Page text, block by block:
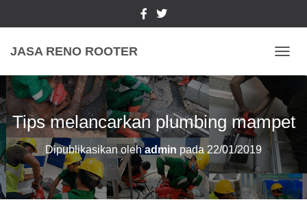
JASA RENO ROOTER
Tips melancarkan plumbing mampet
Dipublikasikan olehadmin pada22/01/2019